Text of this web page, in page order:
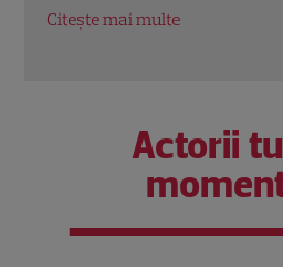
Citește mai multe
Actorii